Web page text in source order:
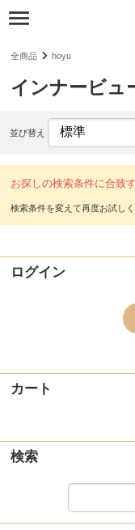
全商品 hoyu
インナービュ
並び替え
お探しの検索条件に合致
ログイン
カート
検索